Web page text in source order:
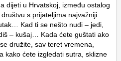
dijeti u Hrvatskoj, između ostalog
s prijateljima najvažniji
Kad ti se nešto nudi – jedi,
– kušaj… Kada ćete guštati ako
družite, sav teret vremena,
kako ćete izgledati sutra, sklizne